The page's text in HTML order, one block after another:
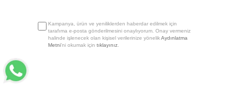
Kampanya, ürün ve yeniliklerden haberdar edilmek için
tarafıma e-posta gönderilmesini onaylıyorum. Onay vermeniz
halinde işlenecek olan kişisel verilerinize yönelikAydınlatma
Metni’ni okumak için tıklayınız.